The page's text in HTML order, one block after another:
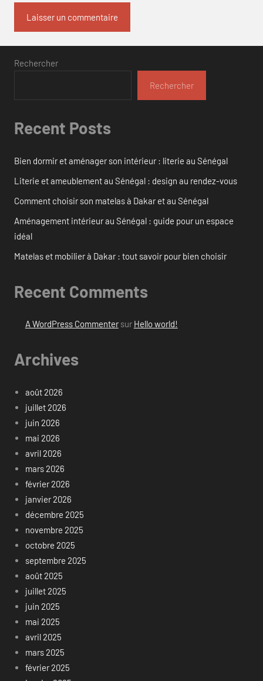
Rechercher
Rechercher
Recent Posts
Bien dormir et aménager son intérieur : literie au Sénégal
Literie et ameublement au Sénégal : design au rendez-vous
Comment choisir son matelas à Dakar et au Sénégal
Aménagement intérieur au Sénégal : guide pour un espace
idéal
Matelas et mobilier à Dakar : tout savoir pour bien choisir
Recent Comments
A WordPress Commentersur Hello world!
Archives
août 2026
juillet 2026
juin 2026
mai 2026
avril 2026
mars 2026
février 2026
janvier 2026
décembre 2025
novembre 2025
octobre 2025
septembre 2025
août 2025
juillet 2025
juin 2025
mai 2025
avril 2025
mars 2025
février 2025